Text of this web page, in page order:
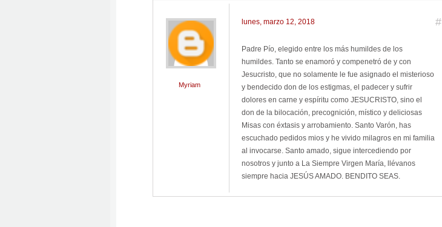
Myriam
lunes, marzo 12, 2018 #
Padre Pío, elegido entre los más humildes de los
humildes. Tanto se enamoró y compenetró de y con
Jesucristo, que no solamente le fue asignado el misterioso
y bendecido don de los estigmas, el padecer y sufrir
dolores en carne y espíritu como JESUCRISTO, sino el
don de la bilocación, precognición, místico y deliciosas
Misas con éxtasis y arrobamiento. Santo Varón, has
escuchado pedidos mios y he vivido milagros en mi familia
al invocarse. Santo amado, sigue intercediendo por
nosotros y junto a La Siempre Virgen María, llévanos
siempre hacia JESÚS AMADO. BENDITO SEAS.